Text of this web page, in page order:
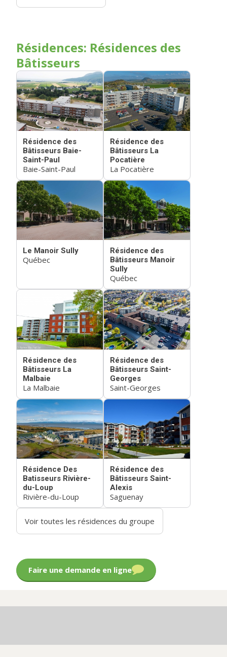
Résidences: Résidences des
Bâtisseurs
Résidence des
Bâtisseurs Baie-
Saint-Paul
Baie-Saint-Paul
Résidence des
Bâtisseurs La
Pocatière
La Pocatière
Le Manoir Sully
Québec
Résidence des
Bâtisseurs Manoir
Sully
Québec
Résidence des
Bâtisseurs La
Malbaie
La Malbaie
Résidence des
Bâtisseurs Saint-
Georges
Saint-Georges
Résidence Des
Batisseurs Rivière-
du-Loup
Rivière-du-Loup
Résidence des
Bâtisseurs Saint-
Alexis
Saguenay
Voir toutes les résidences du groupe
Faire une demande en ligne